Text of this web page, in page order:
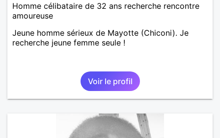
Homme célibataire de 32 ans recherche rencontre
amoureuse
Jeune homme sérieux de Mayotte (Chiconi). Je
recherche jeune femme seule !
Voir le profil